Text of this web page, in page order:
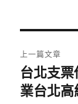
章
導
上一篇文章
上
一
台北支
業台北高